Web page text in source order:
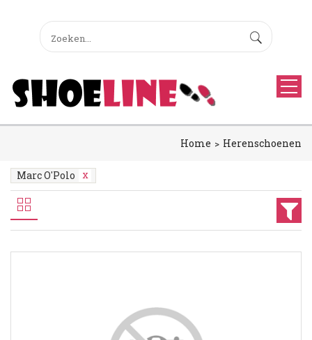
Home Herenschoenen
Marc O'Polo